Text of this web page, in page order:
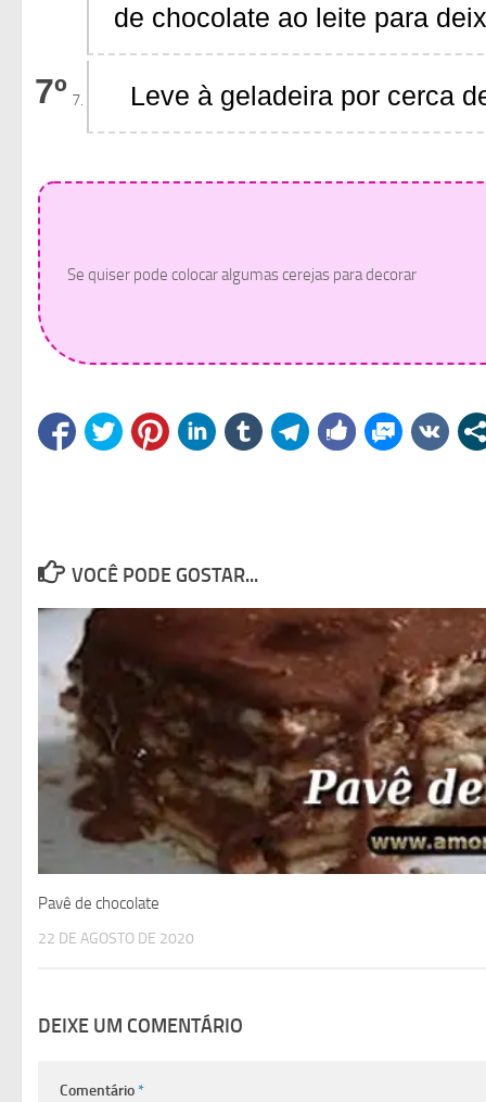
de chocolate ao leite para
Leve à geladeira por cerca
Se quiser pode colocar algumas cerejas para decorar
VOCÊ PODE GOSTAR...
Pavê de chocolate
22 DE AGOSTO DE 2020
DEIXE UM COMENTÁRIO
Comentário*